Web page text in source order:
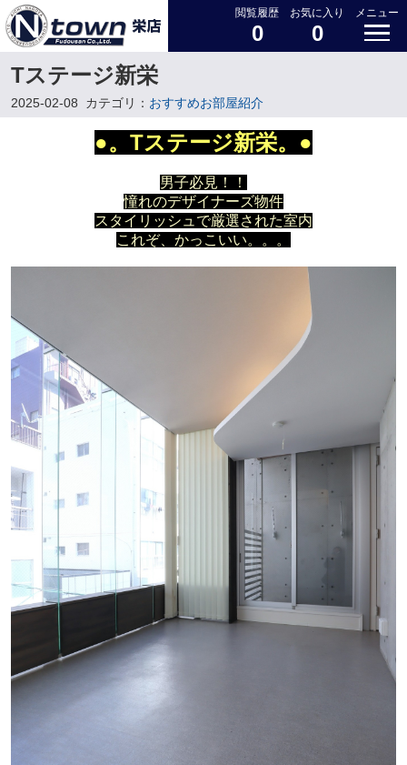
閲覧履歴
0
お気に入り
0
メニュー
Tステージ新栄
2025-02-08 カテゴリ： おすすめお部屋紹介
●。Tステージ新栄。●
男子必見！！
憧れのデザイナーズ物件
スタイリッシュで厳選された室内
これぞ、かっこいい。。。